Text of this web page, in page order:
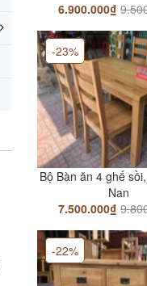
6.900.000₫
Bộ Bàn ăn 4 ghế
Nan
7.500.000₫
-23%
-22%